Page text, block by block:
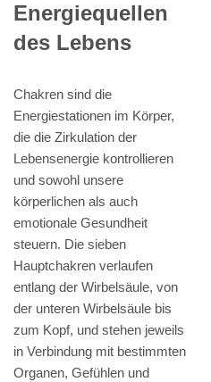
Energiequellen
des Lebens
Chakren sind die
Energiestationen im Körper,
die die Zirkulation der
Lebensenergie kontrollieren
und sowohl unsere
körperlichen als auch
emotionale Gesundheit
steuern. Die sieben
Hauptchakren verlaufen
entlang der Wirbelsäule, von
der unteren Wirbelsäule bis
zum Kopf, und stehen jeweils
in Verbindung mit bestimmten
Organen, Gefühlen und